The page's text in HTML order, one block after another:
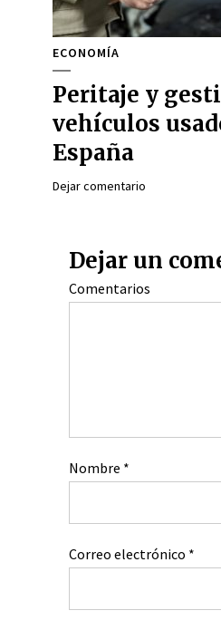
ECONOMÍA
Peritaje y
vehículos
España
Dejar comentario
Dejar un
Comentarios
Nombre *
Correo electrónico *